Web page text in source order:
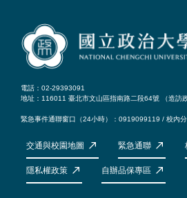
電話：02-29393091
地址：116011 臺北市文山區指南路二段64號 （造訪
緊急事件通聯窗口（24小時）：0919099119 / 校內
交通與校園地圖 緊急通聯
隱私權政策 自辦品保專區